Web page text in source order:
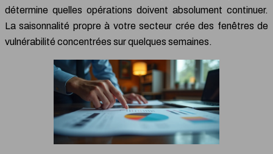
détermine quelles opérations doivent absolument continuer.
La saisonnalité propre à votre secteur crée des fenêtres de
vulnérabilité concentrées sur quelques semaines.